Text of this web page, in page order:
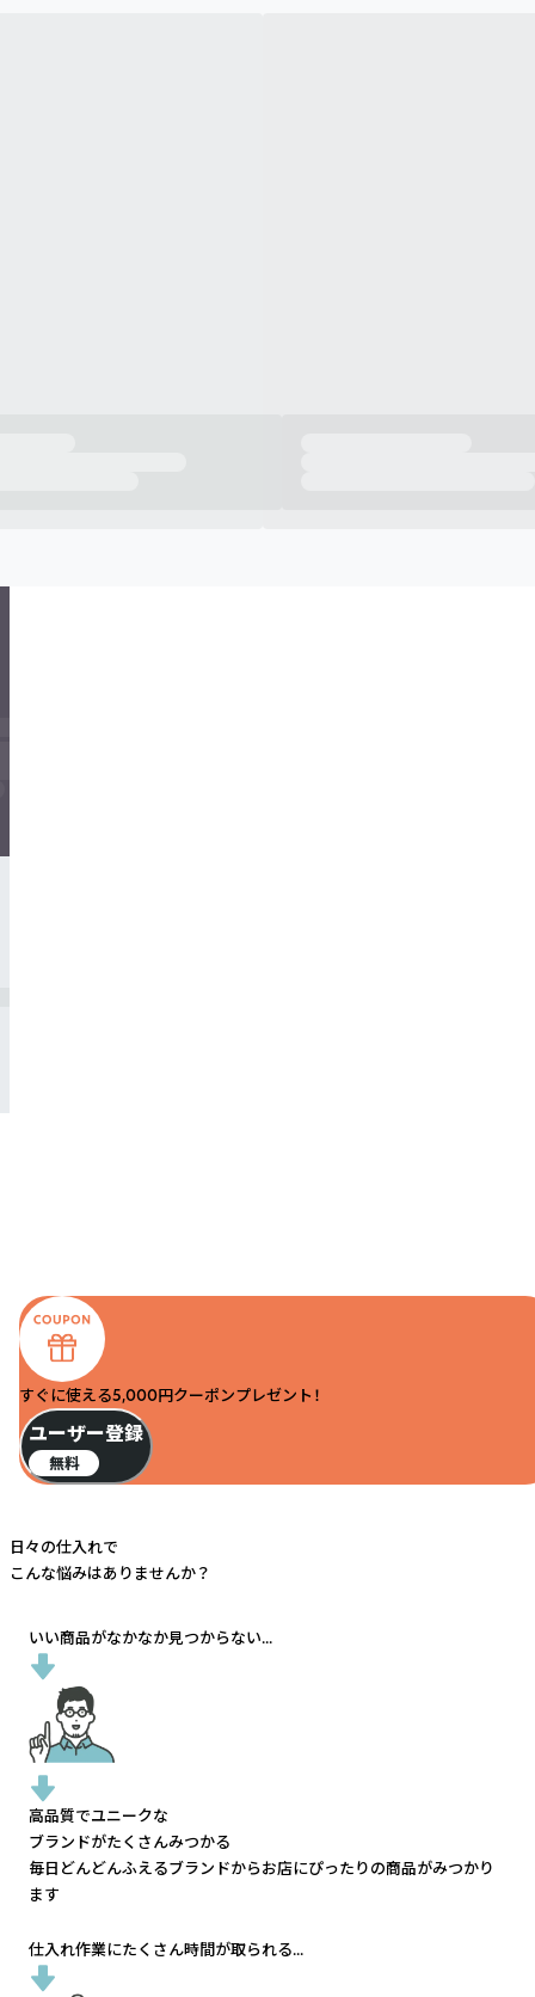
すぐに使える5,000円クーポンプレゼント！
ユーザー登録
無料
日々の仕入れで
こんな悩みはありませんか？
いい商品がなかなか見つからない...
高品質でユニークな
ブランドがたくさんみつかる
毎日どんどんふえるブランドからお店にぴったりの商品がみつかり
ます
仕入れ作業にたくさん時間が取られる...